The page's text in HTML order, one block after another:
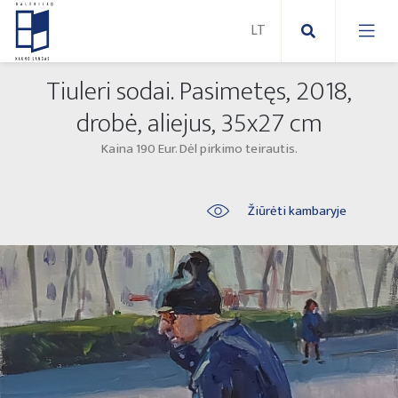
Nauji paveikslai
Abstraktūs paveikslai
Modernūs paveikslai
Paveikslai ant drobės
Paveikslai ant popieriaus
Naujos skulptūros
Liaudies skulptūros
Parodos 2025
Tiuleri sodai. Pasimetęs, 2018,
drobė, aliejus, 35x27 cm
Kaina 190 Eur. Dėl pirkimo teirautis.
Žiūrėti kambaryje